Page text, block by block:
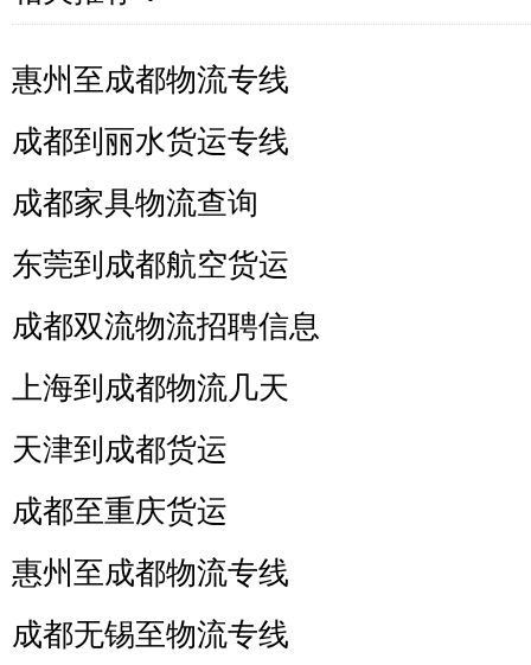
惠州至成都物流专线
成都到丽水货运专线
成都家具物流查询
东莞到成都航空货运
成都双流物流招聘信息
上海到成都物流几天
天津到成都货运
成都至重庆货运
惠州至成都物流专线
成都无锡至物流专线